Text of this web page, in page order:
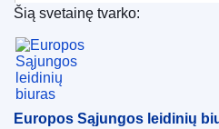
CELEX : C/2024/02250
ELI :
OJ : C_202402250
Europos Sąjungos leidinių
Šią svetainę tvarko:
Europos Sąjungos leidinių